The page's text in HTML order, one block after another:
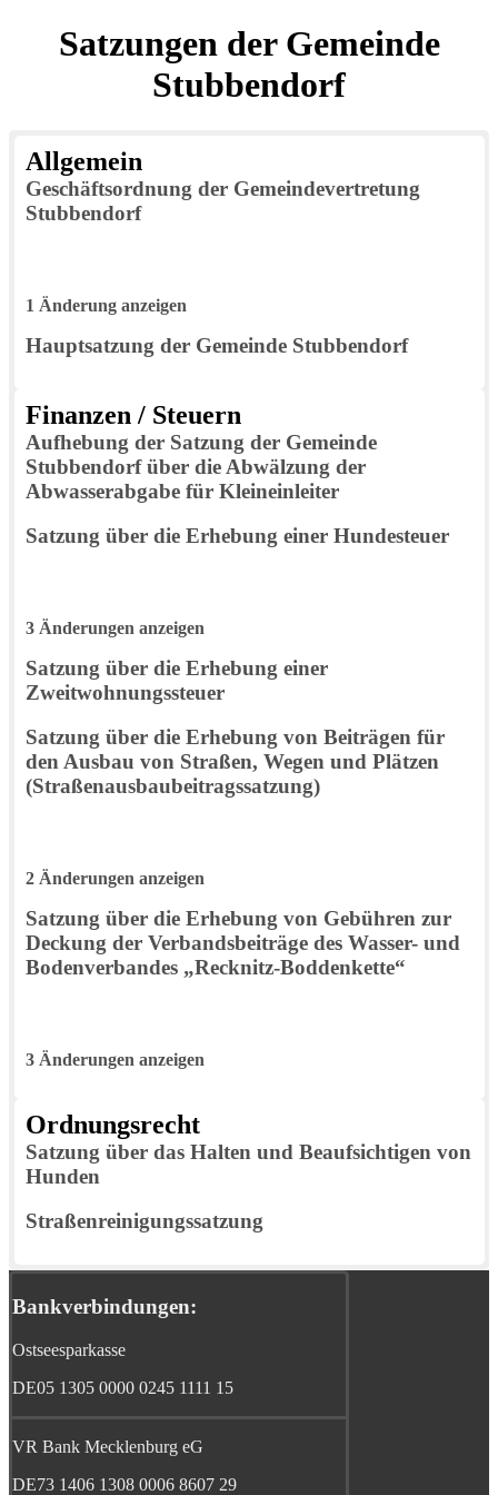
Satzungen der Gemeinde
Stubbendorf
Allgemein
Geschäftsordnung der Gemeindevertretung
Stubbendorf
1 Änderung anzeigen
Hauptsatzung der Gemeinde Stubbendorf
Finanzen / Steuern
Aufhebung der Satzung der Gemeinde
Stubbendorf über die Abwälzung der
Abwasserabgabe für Kleineinleiter
Satzung über die Erhebung einer Hundesteuer
3 Änderungen anzeigen
Satzung über die Erhebung einer
Zweitwohnungssteuer
Satzung über die Erhebung von Beiträgen für
den Ausbau von Straßen, Wegen und Plätzen
(Straßenausbaubeitragssatzung)
2 Änderungen anzeigen
Satzung über die Erhebung von Gebühren zur
Deckung der Verbandsbeiträge des Wasser- und
Bodenverbandes „Recknitz-Boddenkette“
3 Änderungen anzeigen
Ordnungsrecht
Satzung über das Halten und Beaufsichtigen von
Hunden
Straßenreinigungssatzung
Bankverbindungen:
Ostseesparkasse
DE05 1305 0000 0245 1111 15
VR Bank Mecklenburg eG
DE73 1406 1308 0006 8607 29